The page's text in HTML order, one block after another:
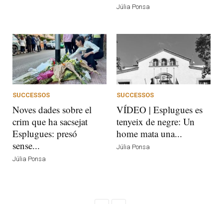
Júlia Ponsa
SUCCESSOS
Noves dades sobre el
crim que ha sacsejat
Esplugues: presó
sense...
Júlia Ponsa
SUCCESSOS
VÍDEO | Esplugues es
tenyeix de negre: Un
home mata una...
Júlia Ponsa